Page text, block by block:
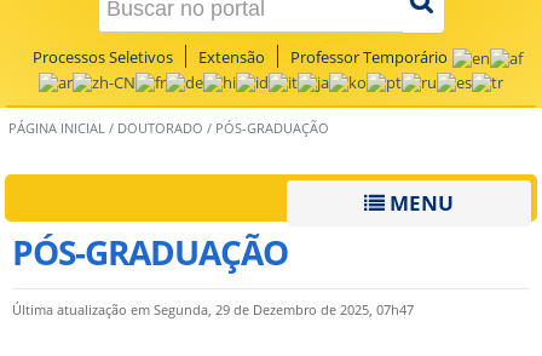
Processos Seletivos Extensão Professor Temporário
PÁGINA INICIAL / DOUTORADO / PÓS-GRADUAÇÃO
MENU
PÓS-GRADUAÇÃO
Última atualização em Segunda, 29 de Dezembro de 2025, 07h47